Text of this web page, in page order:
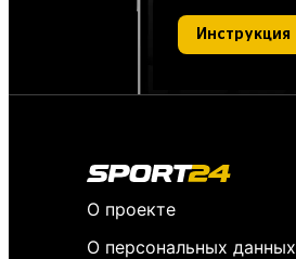
Инструкция
О проекте
О персональных данных